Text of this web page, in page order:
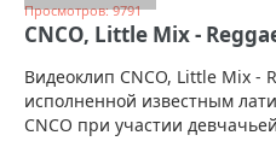
Просмотров: 9791
CNCO, Little Mix -
Видеоклип CNCO, Little Mix -
исполненной известным
CNCO при участии